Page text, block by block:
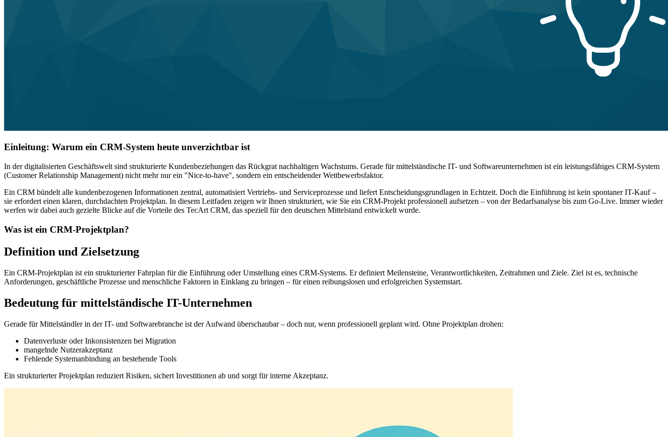
Einleitung: Warum ein CRM-System heute unverzichtbar ist
In der digitalisierten Geschäftswelt sind strukturierte Kundenbeziehungen das Rückgrat nachhaltigen Wachstums. Gerade für mittelständische IT- und Softwareunternehmen ist ein leistungsfähiges CRM-System
(Customer Relationship Management) nicht mehr nur ein "Nice-to-have", sondern ein entscheidender Wettbewerbsfaktor.
Ein CRM bündelt alle kundenbezogenen Informationen zentral, automatisiert Vertriebs- und Serviceprozesse und liefert Entscheidungsgrundlagen in Echtzeit. Doch die Einführung ist kein spontaner IT-Kauf –
sie erfordert einen klaren, durchdachten Projektplan. In diesem Leitfaden zeigen wir Ihnen strukturiert, wie Sie ein CRM-Projekt professionell aufsetzen – von der Bedarfsanalyse bis zum Go-Live. Immer wieder
werfen wir dabei auch gezielte Blicke auf die Vorteile des TecArt CRM, das speziell für den deutschen Mittelstand entwickelt wurde.
Was ist ein CRM-Projektplan?
Definition und Zielsetzung
Ein CRM-Projektplan ist ein strukturierter Fahrplan für die Einführung oder Umstellung eines CRM-Systems. Er definiert Meilensteine, Verantwortlichkeiten, Zeitrahmen und Ziele. Ziel ist es, technische
Anforderungen, geschäftliche Prozesse und menschliche Faktoren in Einklang zu bringen – für einen reibungslosen und erfolgreichen Systemstart.
Bedeutung für mittelständische IT-Unternehmen
Gerade für Mittelständler in der IT- und Softwarebranche ist der Aufwand überschaubar – doch nur, wenn professionell geplant wird. Ohne Projektplan drohen:
Datenverluste oder Inkonsistenzen bei Migration
mangelnde Nutzerakzeptanz
Fehlende Systemanbindung an bestehende Tools
Ein strukturierter Projektplan reduziert Risiken, sichert Investitionen ab und sorgt für interne Akzeptanz.